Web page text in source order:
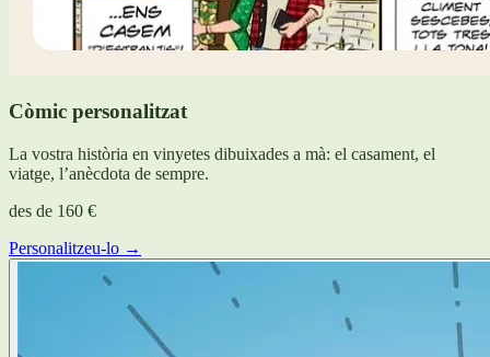
Còmic personalitzat
La vostra història en vinyetes dibuixades a mà: el casament, el
viatge, l’anècdota de sempre.
des de 160 €
Personalitzeu-lo →